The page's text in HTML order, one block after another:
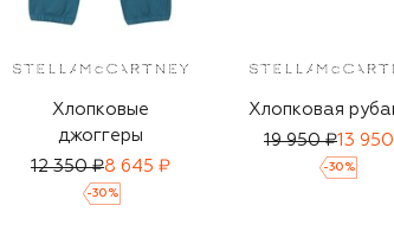
Хлопковые
джоггеры
12 350 ₽8 645 ₽
-30 %
Хлопковая
19 950 ₽13
-30 %